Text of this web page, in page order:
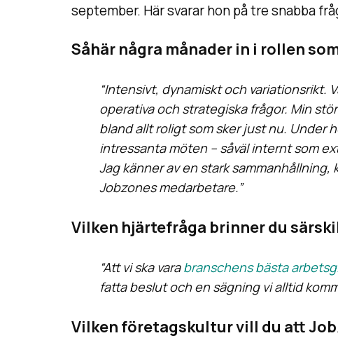
september. Här svarar hon på tre snabba
Såhär några månader in i rollen
“Intensivt, dynamiskt och variationsrikt.
operativa och strategiska frågor. Min
bland allt roligt som sker just nu. Under
intressanta möten – såväl internt som
Jag känner av en stark
Jobzones medarbetare.”
Vilken hjärtefråga brinner du
“Att vi ska varabranschens bästa
fatta beslut och en sägning vi alltid
Vilken företagskultur vill du att